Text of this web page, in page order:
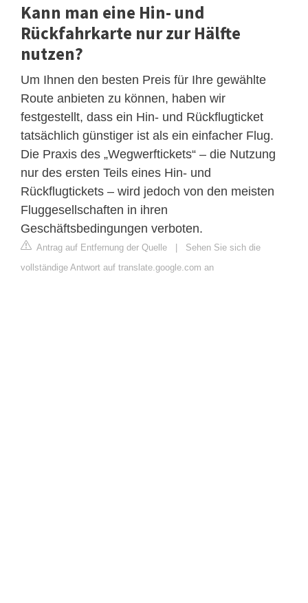
Kann man eine Hin- und
Rückfahrkarte nur zur Hälfte
nutzen?
Um Ihnen den besten Preis für Ihre gewählte
Route anbieten zu können, haben wir
festgestellt, dass ein Hin- und Rückflugticket
tatsächlich günstiger ist als ein einfacher Flug.
Die Praxis des „Wegwerftickets“ – die Nutzung
nur des ersten Teils eines Hin- und
Rückflugtickets – wird jedoch von den meisten
Fluggesellschaften in ihren
Geschäftsbedingungen verboten.
Antrag auf Entfernung der Quelle | Sehen Sie sich die
vollständige Antwort auf translate.google.com an